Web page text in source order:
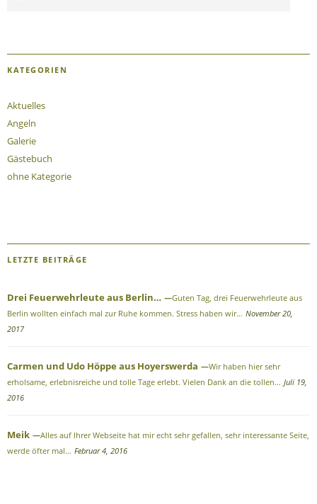
KATEGORIEN
Aktuelles
Angeln
Galerie
Gästebuch
ohne Kategorie
LETZTE BEITRÄGE
Drei Feuerwehrleute aus Berlin…
Guten Tag, drei Feuerwehrleute aus
Berlin wollten einfach mal zur Ruhe kommen. Stress haben wir… November 20,
2017
Carmen und Udo Höppe aus Hoyerswerda
Wir haben hier sehr
erholsame, erlebnisreiche und tolle Tage erlebt. Vielen Dank an die tollen… Juli 19,
2016
Meik
Alles auf Ihrer Webseite hat mir echt sehr gefallen, sehr interessante Seite,
werde öfter mal… Februar 4, 2016